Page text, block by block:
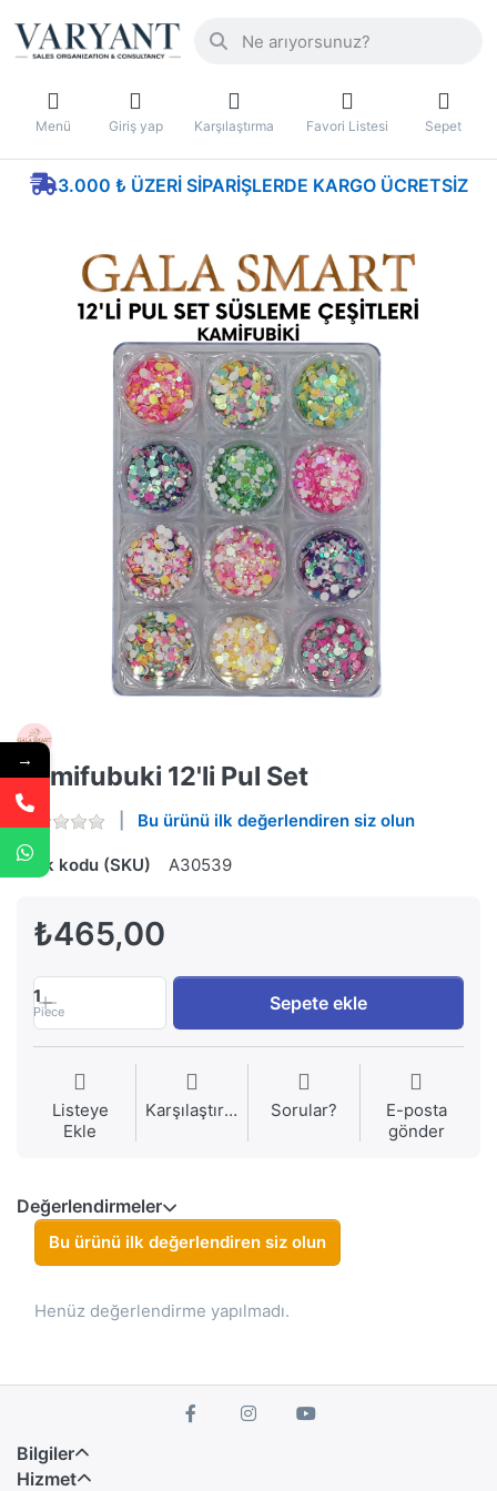
Menü Giriş yap Karşılaştırma Favori Listesi Sepet
3.000 ₺ ÜZERI SIPARIŞLERDE KARGO ÜCRETSIZ
Kamifubuki 12'li Pul Set
Bu ürünü ilk değerlendiren siz olun
Stok kodu (SKU) A30539
₺465,00
1
Piece Sepete ekle
Listeye
Ekle
Karşılaştırma Sorular?
E-posta
gönder
Değerlendirmeler
Bu ürünü ilk değerlendiren siz olun
Henüz değerlendirme yapılmadı.
Bilgiler
Hizmet
→